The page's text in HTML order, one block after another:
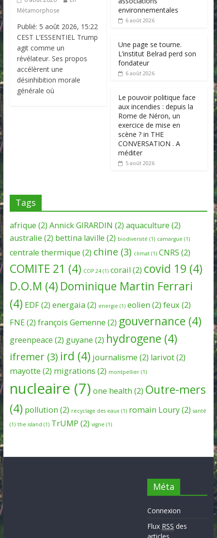
Métamorphose
Publié: 5 août 2026, 15:22
CEST L’ESSENTIEL Trump
agit comme un
révélateur. Ses propos
accélèrent une
désinhibition morale
générale où
environnementales
6 août 2026
Une page se tourne.
L’institut Belrad perd son
fondateur
6 août 2026
Le pouvoir politique face
aux incendies : depuis la
Rome de Néron, un
exercice de mise en
scène ? in THE
CONVERSATION . A
méditer
5 août 2026
Tags
afrique (2) Annick GIRARDIN (2) aquaculture (2)
australie (2) bettina laville (2) biodiversité (1) camargue (1)
centrale thermique (2) chine (3) climat(1) CNRS (2)
COMITE 21 (4) COP 24(1) corail (2) covid 19 (4)
D.O.M (4) Dominique Martin Ferrari
(4) EDF(2) energaia (2) energie (1) eolien (2) feux (2)
FNE(2) françois Gemenne (2) gouvernance (4)
greenpeace (2) guyane (2) hydrogene (4)
ifremer(3) ird (4) journalisme (2) larivot(2)
mayotte (2) migrations (2) montpellier(1)
nucleaire (7) one health (2) Outre-mers
(4) pollution (2) recyclage des eaux (1) romain Loury(2) santé
(1) the island (1) TrUMP (2) vigne (1)
Méta
Connexion
Flux RSS des
articles